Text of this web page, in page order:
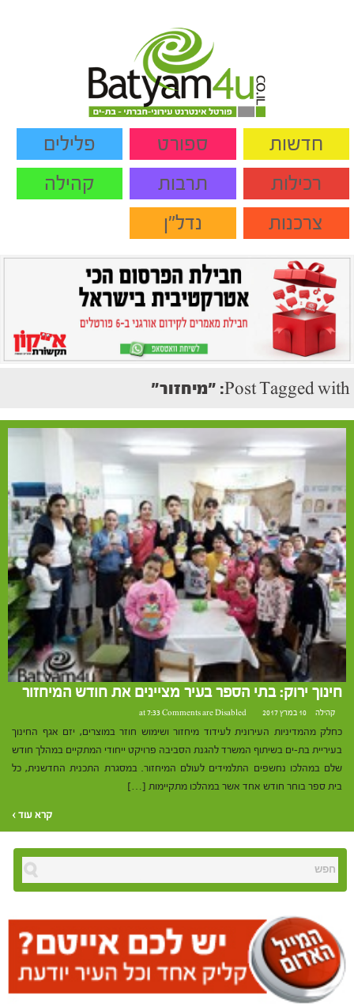
חדשות ספורט
פלילים
רכילות
תרבות
קהילה
צרכנות
נדל"ן
Post Tagged with: "מיחזור"
חינוך ירוק: בתי הספר בעיר מציינים את חודש המיחזור
קהילה 10 במרץ 2017 at 7:33 Comments are Disabled
כחלק מהמדיניות העירונית לעידוד מיחזור ושימוש חוזר במוצרים, יזם אגף החינוך
בעיריית בת-ים בשיתוף המשרד להגנת הסביבה פרויקט ייחודי המתקיים במהלך חודש
שלם במהלכו נחשפים התלמידים לעולם המיחזור. במסגרת התכנית החדשנית, כל
בית ספר בוחר חודש אחד אשר במהלכו מתקיימות […]
קרא עוד ›